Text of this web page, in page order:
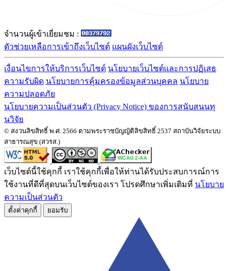
จำนวนผู้เข้าเยี่ยมชม :
ตัวช่วยเหลือการเข้าถึงเว็บไซต์ แผนผังเว็บไซต์
เงื่อนไขการให้บริการเว็บไซต์ นโยบายเว็บไซต์และการปฏิเสธ
ความรับผิด นโยบายการคุ้มครองข้อมูลส่วนบุคคล นโยบาย
ความปลอดภัย
นโยบายความเป็นส่วนตัว (Privacy Notice) ของการสนับสนนทุ
นวิจัย
© สงวนลิขสิทธิ์ พ.ศ. 2566 ตามพระราชบัญญัติลิขสิทธิ์ 2537 สถาบันวิจัยระบบ
สาธารณสุข (สวรส.)
เว็บไซต์นี้ใช้คุกกี้ เราใช้คุกกี้เพื่อให้ท่านได้รับประสบการณ์การ
ใช้งานที่ดีที่สุดบนเว็บไซต์ของเรา โปรดศึกษาเพิ่มเติมที่ นโยบาย
ความเป็นส่วนตัว
ตั้งค่่าคุกกี้ ยอมรับ